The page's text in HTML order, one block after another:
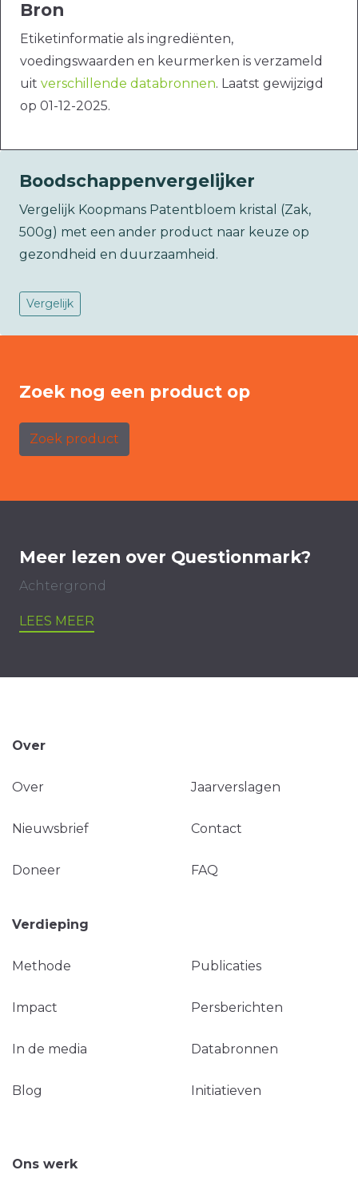
Bron
Etiketinformatie als ingrediënten,
voedingswaarden en keurmerken is verzameld
uit verschillende databronnen. Laatst gewijzigd
op 01-12-2025.
Boodschappenvergelijker
Vergelijk Koopmans Patentbloem kristal (Zak,
500g) met een ander product naar keuze op
gezondheid en duurzaamheid.
Vergelijk
Zoek nog een product op
Zoek product
Meer lezen over Questionmark?
Achtergrond
LEES MEER
Over
Over Jaarverslagen
Nieuwsbrief Contact
Doneer FAQ
Verdieping
Methode Publicaties
Impact Persberichten
In de media Databronnen
Blog Initiatieven
Ons werk